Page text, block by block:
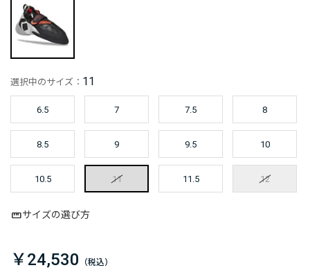
選択中のサイズ： 11
6.5 7 7.5 8
8.5 9 9.5 10
10.5 11 11.5 12
サイズの選び方
￥24,530